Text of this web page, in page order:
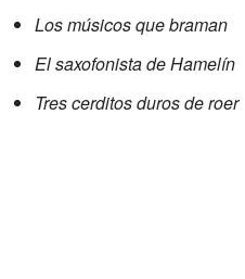
Los músicos que braman
El saxofonista de Hamelín
Tres cerditos duros de roer